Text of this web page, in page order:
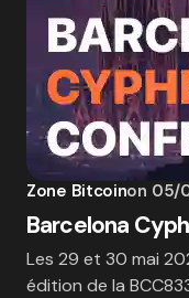
Zone Bitcoinon 05/
Barcelona
Les 29 et 30 mai
édition de la